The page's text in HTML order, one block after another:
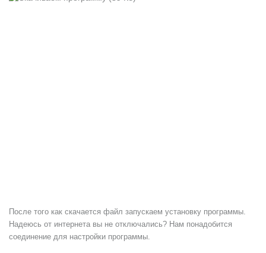
После того как скачается файл запускаем установку программы.
Надеюсь от интернета вы не отключались? Нам понадобится
соединение для настройки программы.